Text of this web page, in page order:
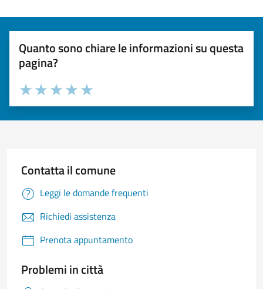
Quanto sono chiare le informazioni su questa
pagina?
Valuta 5 stelle su 5
Valuta 4 stelle su 5
Valuta 3 stelle su 5
Valuta 2 stelle su 5
Valuta 1 stelle su 5
Contatta il comune
Leggi le domande frequenti
Richiedi assistenza
Prenota appuntamento
Problemi in città